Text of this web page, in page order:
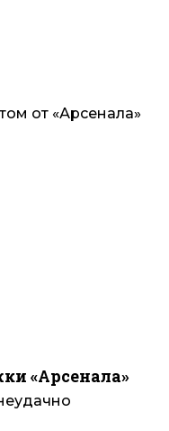
от «Арсенала»
«Арсенала»